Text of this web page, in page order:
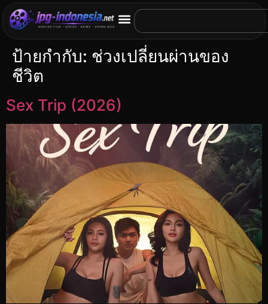
ป้ายกำกับ: ช่วงเปลี่ยนผ่านของ
ชีวิต
Sex Trip (2026)